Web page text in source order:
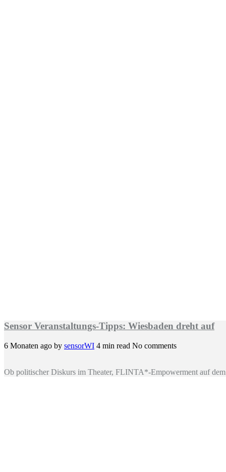
Sensor Veranstaltungs-Tipps: Wiesbaden dreht auf
6 Monaten ago by sensorWI 4 min read No comments
Ob politischer Diskurs im Theater, FLINTA*-Empowerment auf